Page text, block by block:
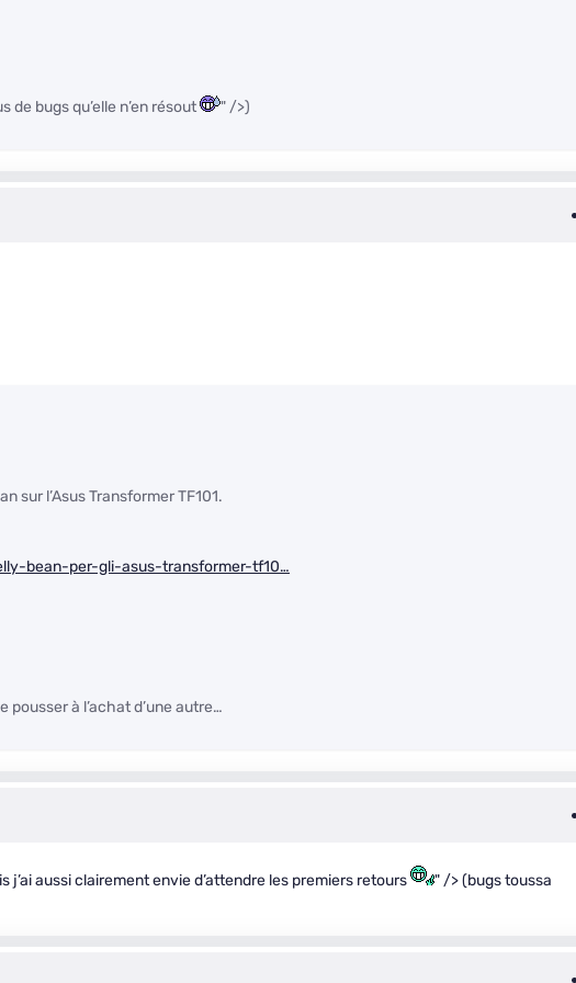
de bugs qu’elle n’en résout " />)
sur l’Asus Transformer TF101.
bean-per-gli-asus-transformer-tf10…
à l’achat d’une autre…
j’ai aussi clairement envie d’attendre les premiers retours
" /> (bugs toussa